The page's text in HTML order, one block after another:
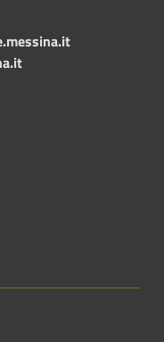
messina.it